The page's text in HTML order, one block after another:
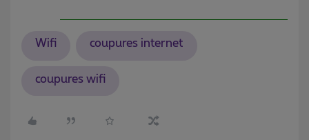
Wifi coupures internet
coupures wifi